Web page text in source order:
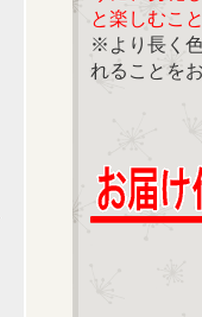
と楽しむこ
※より長く
れることを